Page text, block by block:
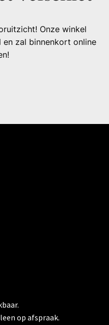
Onze winkel
zal binnenkort online
op afspraak.